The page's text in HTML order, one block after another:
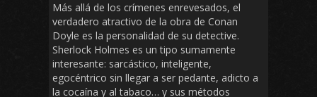
Más allá de los crímenes enrevesados, el
verdadero atractivo de la obra de Conan
Doyle es la personalidad de su detective.
Sherlock Holmes es un tipo sumamente
interesante: sarcástico, inteligente,
egocéntrico sin llegar a ser pedante, adicto a
la cocaína y al tabaco… y sus métodos